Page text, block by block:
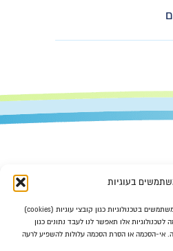
בעוגיות
כדי לספק את החוויות הטובות ביותר, אנו משתמשים בטכנולוגיות כגון קובצי עוגיות (cookies)
אלו תאפשר לנו לעבד נתונים כגון
אי-הסכמה או הסרת הסכמה עלולות להשפיע לרעה